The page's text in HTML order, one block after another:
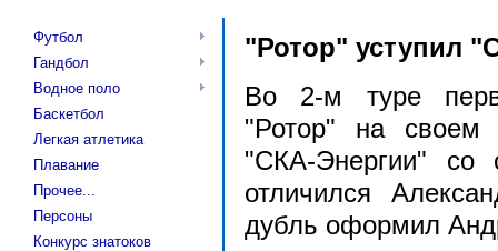
Футбол
Гандбол
Водное поло
Баскетбол
Легкая атлетика
Плавание
Прочее...
Персоны
Конкурс знатоков
"Ротор" уступил
Во 2-м туре
"Ротор" на своем
"СКА-Энергии" со
отличился
дубль оформил